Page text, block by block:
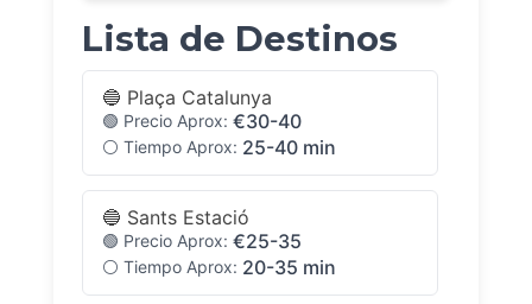
Lista de Destinos
🔵 Plaça Catalunya
🟢 Precio Aprox: €30-40
⚪ Tiempo Aprox: 25-40 min
🔵 Sants Estació
🟢 Precio Aprox: €25-35
⚪ Tiempo Aprox: 20-35 min